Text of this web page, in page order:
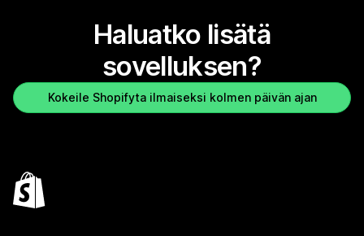
Haluatko lisätä
sovelluksen?
Kokeile Shopifyta ilmaiseksi kolmen päivän ajan